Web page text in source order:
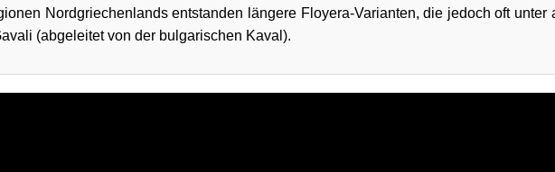
Nordgriechenlands entstanden längere Floyera-Varianten, die jedoch oft
(abgeleitet von der bulgarischen Kaval).